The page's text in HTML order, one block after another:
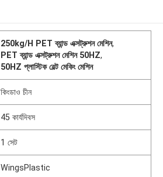
250kg/H PET ব্যান্ড এক্সট্রুশন মেশিন,
PET ব্যান্ড এক্সট্রুশন মেশিন 50HZ,
50HZ প্লাস্টিক বেল্ট মেকিং মেশিন
কিংডাও চীন
45 কার্যদিবস
1 সেট
WingsPlastic